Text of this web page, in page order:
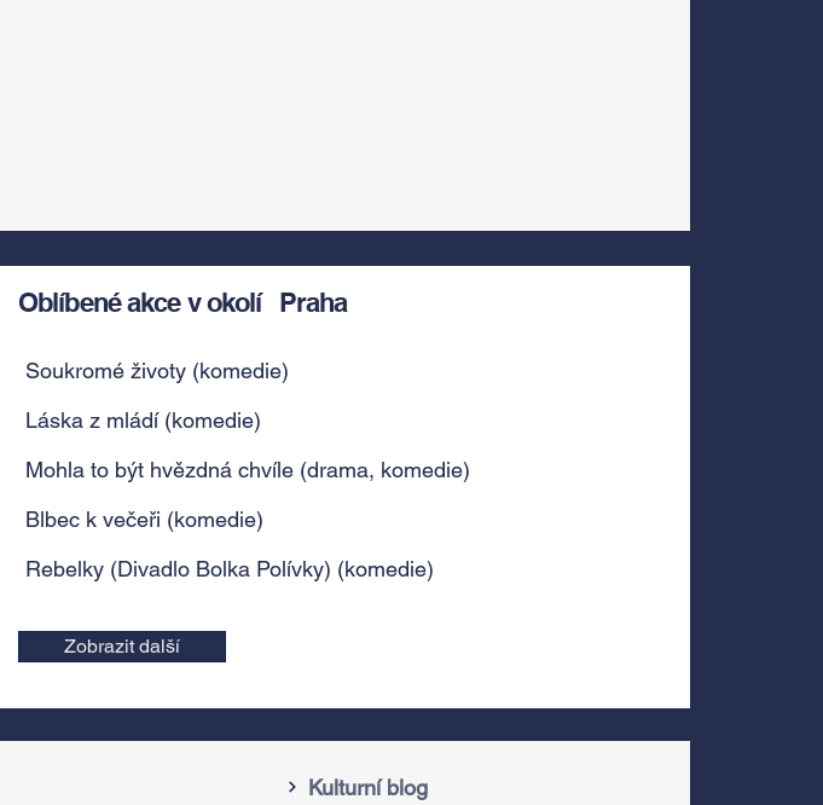
Oblíbené akce v okolí Praha
Soukromé životy (komedie)
Láska z mládí (komedie)
Mohla to být hvězdná chvíle (drama, komedie)
Blbec k večeři (komedie)
Rebelky (Divadlo Bolka Polívky) (komedie)
Zobrazit další
Kulturní blog